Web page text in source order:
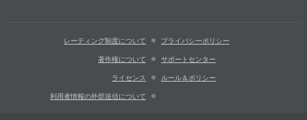
レーティング制度について プライバシーポリシー
著作権について サポートセンター
ライセンス ルール＆ポリシー
利用者情報の外部送信について